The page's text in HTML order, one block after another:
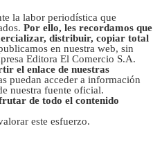
la labor periodística que
Por ello, les recordamos que
distribuir, copiar total
en nuestra web, sin
Editora El Comercio S.A.
el enlace de nuestras
puedan acceder a información
nuestra fuente oficial.
de todo el contenido
este esfuerzo.